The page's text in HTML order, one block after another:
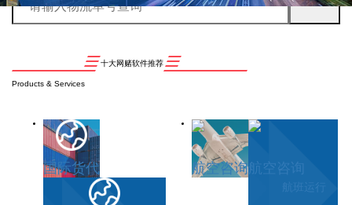
十大网赌软件推荐
Products & Services
国际货代 航空咨询航空咨询
航班运行